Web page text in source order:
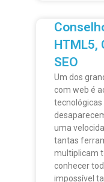
HTML5,
SEO
Um dos
com web é
tecnológicas
uma
tantas
multiplicam
conhecer
impossível